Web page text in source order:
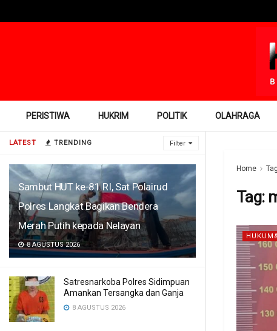
LATEST TRENDING Filter
Sambut HUT ke-81 RI, Sat Polairud
Polres Langkat Bagikan Bendera
Merah Putih kepada Nelayan
8 AGUSTUS 2026
Satresnarkoba Polres Sidimpuan
Amankan Tersangka dan Ganja
8 AGUSTUS 2026
PERISTIWA HUKRIM POLITIK OLAHRAGA
Home Tag
Tag: